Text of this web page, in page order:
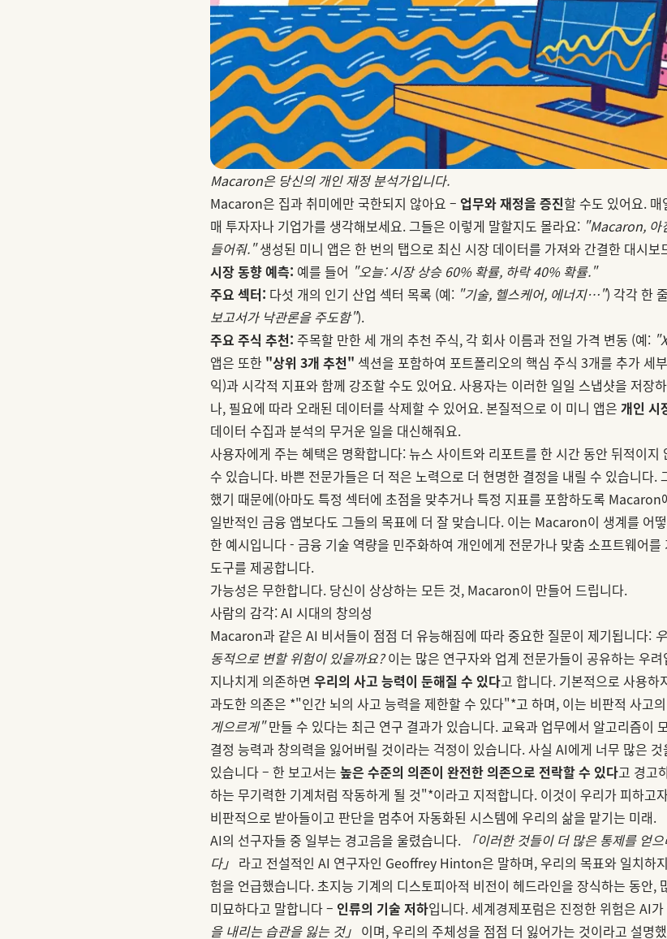
Macaron은 당신의 개인 재정 분석가입니다.
Macaron은 집과 취미에만 국한되지 않아요 – 업무와 재정을 증진할 수도 있어요.
매 투자자나 기업가를 생각해보세요. 그들은 이렇게 말할지도 몰라요: "Macaron, 아
들어줘."생성된 미니 앱은 한 번의 탭으로 최신 시장 데이터를 가져와 간결한 대시보
시장 동향 예측: 예를 들어 "오늘: 시장 상승 60% 확률, 하락 40% 확률."
주요 섹터: 다섯 개의 인기 산업 섹터 목록 (예: "기술, 헬스케어, 에너지…") 각각 한
보고서가 낙관론을 주도함").
주요 주식 추천: 주목할 만한 세 개의 추천 주식, 각 회사 이름과 전일 가격 변동 (예:
앱은 또한 "상위 3개 추천" 섹션을 포함하여 포트폴리오의 핵심 주식 3개를 추가 세
익)과 시각적 지표와 함께 강조할 수도 있어요. 사용자는 이러한 일일 스냅샷을 저장
나, 필요에 따라 오래된 데이터를 삭제할 수 있어요. 본질적으로 이 미니 앱은 개인 시
데이터 수집과 분석의 무거운 일을 대신해줘요.
사용자에게 주는 혜택은 명확합니다: 뉴스 사이트와 리포트를 한 시간 동안 뒤적이
수 있습니다. 바쁜 전문가들은 더 적은 노력으로 더 현명한 결정을 내릴 수 있습니다.
했기 때문에(아마도 특정 섹터에 초점을 맞추거나 특정 지표를 포함하도록 Macaron
일반적인 금융 앱보다도 그들의 목표에 더 잘 맞습니다. 이는 Macaron이 생계를 어
한 예시입니다 - 금융 기술 역량을 민주화하여 개인에게 전문가나 맞춤 소프트웨어
도구를 제공합니다.
가능성은 무한합니다. 당신이 상상하는 모든 것, Macaron이 만들어 드립니다.
사람의 감각: AI 시대의 창의성
Macaron과 같은 AI 비서들이 점점 더 유능해짐에 따라 중요한 질문이 제기됩니다:
동적으로 변할 위험이 있을까요?이는 많은 연구자와 업계 전문가들이 공유하는 우
지나치게 의존하면 우리의 사고 능력이 둔해질 수 있다고 합니다. 기본적으로 사용하
과도한 의존은 *"인간 뇌의 사고 능력을 제한할 수 있다"*고 하며, 이는 비판적 사고
게으르게"만들 수 있다는 최근 연구 결과가 있습니다. 교육과 업무에서 알고리즘이
결정 능력과 창의력을 잃어버릴 것이라는 걱정이 있습니다. 사실 AI에게 너무 많은
있습니다 – 한 보고서는 높은 수준의 의존이 완전한 의존으로 전락할 수 있다고 경고
하는 무기력한 기계처럼 작동하게 될 것"*이라고 지적합니다. 이것이 우리가 피하고
비판적으로 받아들이고 판단을 멈추어 자동화된 시스템에 우리의 삶을 맡기는 미래.
AI의 선구자들 중 일부는 경고음을 울렸습니다.
「이러한 것들이 더 많은 통제를 얻
다」 라고 전설적인 AI 연구자인 Geoffrey Hinton은 말하며, 우리의 목표와 일치하
험을 언급했습니다. 초지능 기계의 디스토피아적 비전이 헤드라인을 장식하는 동안,
미묘하다고 말합니다 – 인류의 기술 저하입니다. 세계경제포럼은 진정한 위험은 AI
을 내리는 습관을 잃는 것」 이며, 우리의 주체성을 점점 더 잃어가는 것이라고 설명